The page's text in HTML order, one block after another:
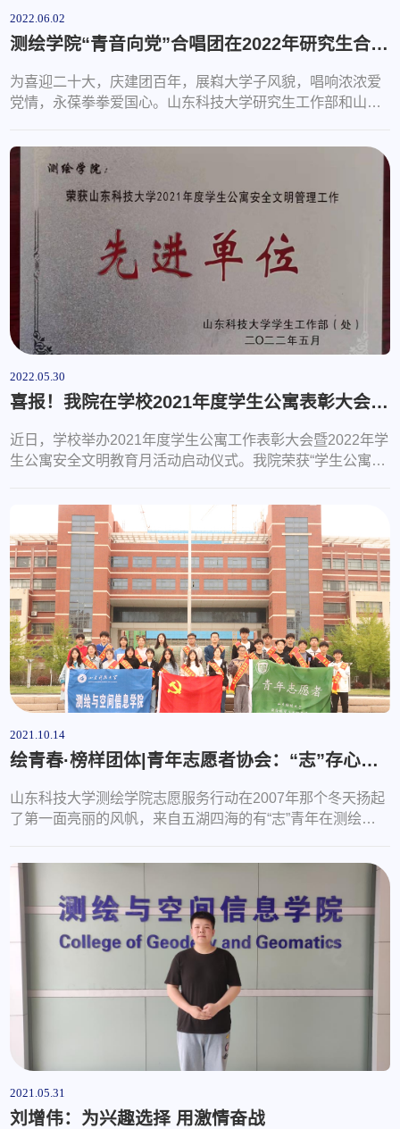
2022.06.02
测绘学院“青音向党”合唱团在2022年研究生合唱比赛中喜获佳绩
为喜迎二十大，庆建团百年，展嵙大学子风貌，唱响浓浓爱
党情，永葆拳拳爱国心。山东科技大学研究生工作部和山东
厉奋发开新局，赓续前行谱新篇”研究生合唱比赛。在学院的
大力支持与指导教师悉心指导下，测绘学院研究生“青音向党
合唱团”积极训练，踊跃参与本次合唱比赛。比赛前期，测绘
学子用“功成不必在我，功成必定有我”的态度，排除万难，
刻苦训练。为期一个月的时...
2022.05.30
喜报！我院在学校2021年度学生公寓表彰大会荣获多项荣誉
近日，学校举办2021年度学生公寓工作表彰大会暨2022年学
生公寓安全文明教育月活动启动仪式。我院荣获“学生公寓安
奖”，辅导员韩冰荣获“学生公寓安全文明管理工作先进个人”
称号，A13-225等30个宿舍荣获“文明宿舍”称号。此外，我院
孙金香老师指导贾哲姝同学的作品《我的青春“寓”见你》，
在“2021年高校‘公寓的故事’主题系列活动”中荣获二等奖。近
年来，我院积极...
2021.10.14
绘青春·榜样团体|青年志愿者协会：“志”存心中 ，与“愿”同行
山东科技大学测绘学院志愿服务行动在2007年那个冬天扬起
了第一面亮丽的风帆，来自五湖四海的有“志”青年在测绘学
协会正式成立。测绘学院青年志愿者协会现为共...
2021.05.31
刘增伟：为兴趣选择 用激情奋战